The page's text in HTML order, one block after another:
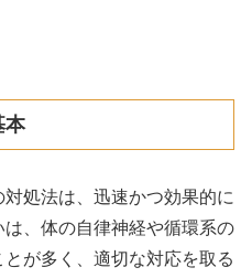
本
処法は、迅速かつ効果的に
、体の自律神経や循環系の
が多く、適切な対応を取る